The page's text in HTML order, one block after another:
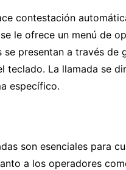
contestación
le ofrece un menú de
se presentan a través de
teclado. La llamada se
específico.
son esenciales para
a los operadores